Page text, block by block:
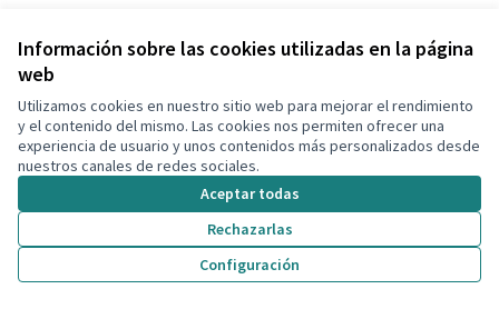
Información sobre las cookies utilizadas en la página
web
Utilizamos cookies en nuestro sitio web para mejorar el rendimiento
y el contenido del mismo. Las cookies nos permiten ofrecer una
experiencia de usuario y unos contenidos más personalizados desde
nuestros canales de redes sociales.
Aceptar todas
Rechazarlas
Configuración
Pipi-can a la Bòbila de Calafell
Espacio para mascotas